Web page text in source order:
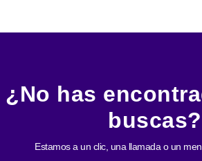
¿No has
buscas?
Estamos a un clic, una llamada o un